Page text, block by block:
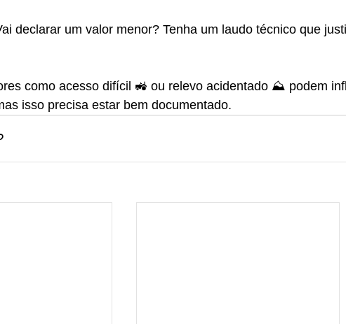
declarar um valor menor? Tenha um laudo técnico que
como acesso difícil 🚜 ou relevo acidentado ⛰️ podem
isso precisa estar bem documentado.